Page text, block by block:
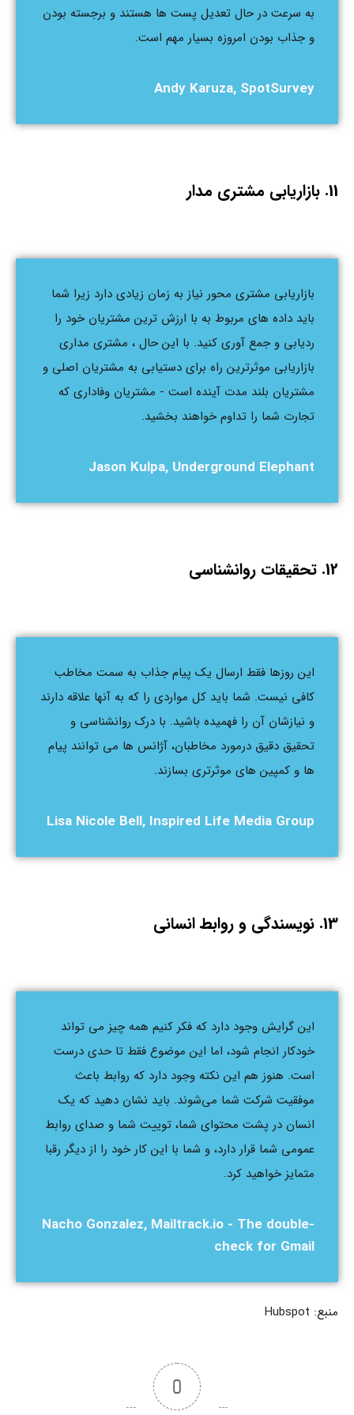
به سرعت در حال تعدیل پست ها هستند و برجسته بودن
و جذاب بودن امروزه بسیار مهم است.
Andy Karuza, SpotSurvey
11. بازاریابی مشتری مدار
بازاریابی مشتری محور نیاز به زمان زیادی دارد زیرا شما
باید داده های مربوط به با ارزش ترین مشتریان خود را
ردیابی و جمع آوری کنید. با این حال ، مشتری مداری
بازاریابی موثرترین راه برای دستیابی به مشتریان اصلی و
مشتریان بلند مدت آینده است - مشتریان وفاداری که
تجارت شما را تداوم خواهند بخشید.
Jason Kulpa, Underground Elephant
12. تحقیقات روانشناسی
این روزها فقط ارسال یک پیام جذاب به سمت مخاطب
کافی نیست. شما باید کل مواردی را که به آنها علاقه دارند
و نیازشان آن را فهمیده باشید. با درک روانشناسی و
تحقیق دقیق درمورد مخاطبان، آژانس ها می توانند پیام
ها و کمپین های موثرتری بسازند.
Lisa Nicole Bell, Inspired Life Media Group
13. نویسندگی و روابط انسانی
این گرایش وجود دارد که فکر کنیم همه چیز می تواند
خودکار انجام شود، اما این موضوع فقط تا حدی درست
است. هنوز هم این نکته وجود دارد که روابط باعث
موفقیت شرکت شما می‌شوند. باید نشان دهید که یک
انسان در پشت محتوای شما، توییت شما و صدای روابط
عمومی شما قرار دارد، و شما با این کار خود را از دیگر رقبا
متمایز خواهید کرد.
Nacho Gonzalez, Mailtrack.io - The double-
check for Gmail
منبع: Hubspot
0